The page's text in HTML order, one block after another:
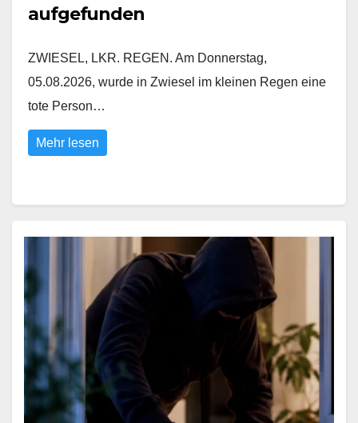
aufgefunden
ZWIESEL, LKR. REGEN. Am Donnerstag,
05.08.2026, wurde in Zwiesel im kleinen Regen eine
tote Person…
Mehr lesen